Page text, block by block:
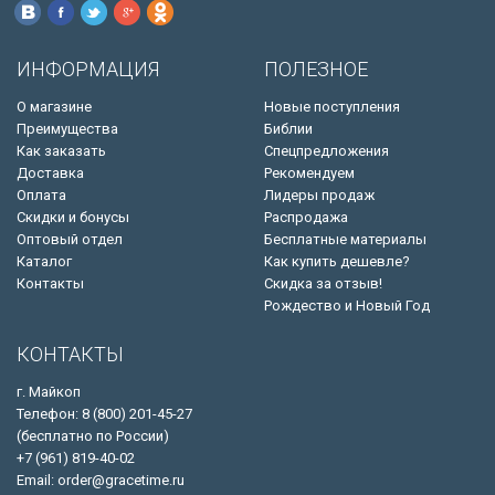
ИНФОРМАЦИЯ
О магазине
Преимущества
Как заказать
Доставка
Оплата
Скидки и бонусы
Оптовый отдел
Каталог
Контакты
ПОЛЕЗНОЕ
Новые поступления
Библии
Спецпредложения
Рекомендуем
Лидеры продаж
Распродажа
Бесплатные материалы
Как купить дешевле?
Скидка за отзыв!
Рождество и Новый Год
КОНТАКТЫ
г. Майкоп
Телефон: 8 (800) 201-45-27
(бесплатно по России)
+7 (961) 819-40-02
Email: order@gracetime.ru